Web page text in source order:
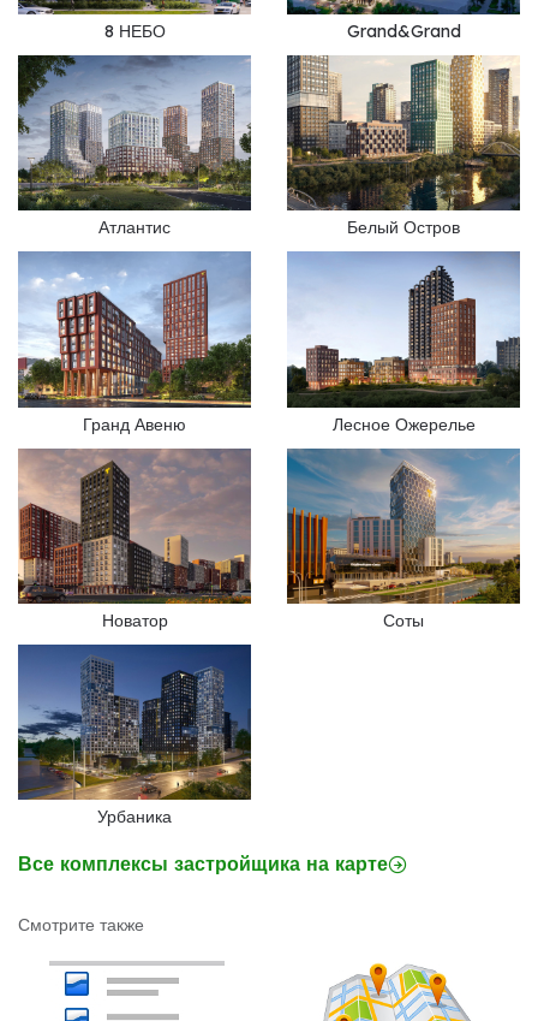
8 НЕБО Grand&Grand
Атлантис Белый Остров
Гранд Авеню Лесное Ожерелье
Новатор Соты
Урбаника
Все комплексы застройщика на карте
Смотрите также